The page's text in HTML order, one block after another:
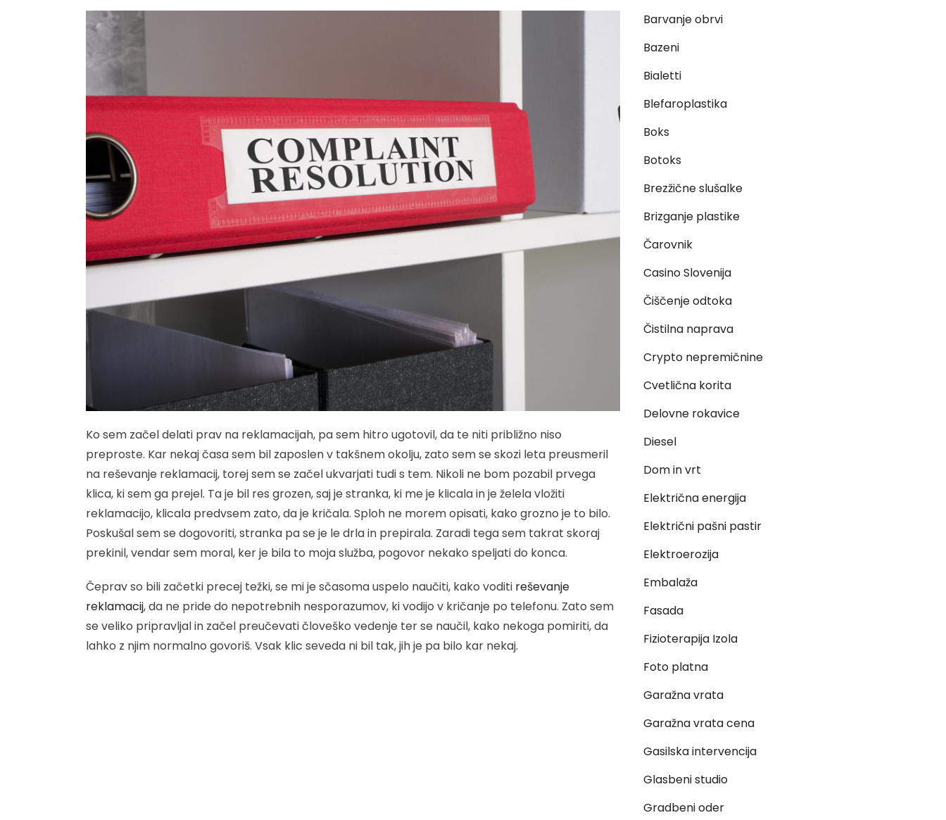
Ko sem začel delati prav na reklamacijah, pa sem hitro ugotovil, da te niti približno niso
preproste. Kar nekaj časa sem bil zaposlen v takšnem okolju, zato sem se skozi leta preusmeril
na reševanje reklamacij, torej sem se začel ukvarjati tudi s tem. Nikoli ne bom pozabil prvega
klica, ki sem ga prejel. Ta je bil res grozen, saj je stranka, ki me je klicala in je želela vložiti
reklamacijo, klicala predvsem zato, da je kričala. Sploh ne morem opisati, kako grozno je to bilo.
Poskušal sem se dogovoriti, stranka pa se je le drla in prepirala. Zaradi tega sem takrat skoraj
prekinil, vendar sem moral, ker je bila to moja služba, pogovor nekako speljati do konca.
Čeprav so bili začetki precej težki, se mi je sčasoma uspelo naučiti, kako voditi reševanje
reklamacij, da ne pride do nepotrebnih nesporazumov, ki vodijo v kričanje po telefonu. Zato sem
se veliko pripravljal in začel preučevati človeško vedenje ter se naučil, kako nekoga pomiriti, da
lahko z njim normalno govoriš. Vsak klic seveda ni bil tak, jih je pa bilo kar nekaj.
Barvanje obrvi
Bazeni
Bialetti
Blefaroplastika
Boks
Botoks
Brezžične slušalke
Brizganje plastike
Čarovnik
Casino Slovenija
Čiščenje odtoka
Čistilna naprava
Crypto nepremičnine
Cvetlična korita
Delovne rokavice
Diesel
Dom in vrt
Električna energija
Električni pašni pastir
Elektroerozija
Embalaža
Fasada
Fizioterapija Izola
Foto platna
Garažna vrata
Garažna vrata cena
Gasilska intervencija
Glasbeni studio
Gradbeni oder